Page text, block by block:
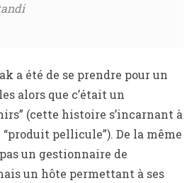
a été de se prendre pour un
alors que c’était un
(cette histoire s’incarnant à
pellicule”). De la même
un gestionnaire de
un hôte permettant à ses